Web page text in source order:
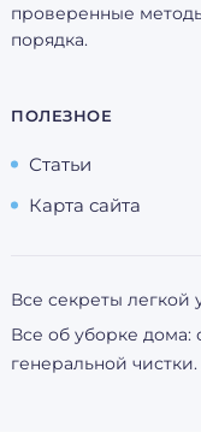
проверенные
порядка.
ПОЛЕЗНОЕ
Статьи
Карта сайта
Все секреты легкой
Все об уборке дома:
генеральной